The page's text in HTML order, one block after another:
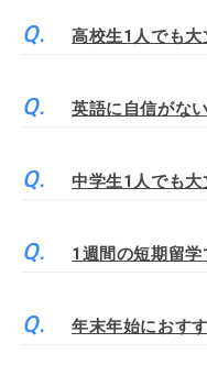
高校生1人でも大
英語に自信がな
中学生1人でも大
1週間の短期留学
年末年始におす